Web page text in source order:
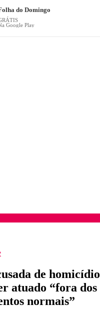
de
atuado “fora dos
normais”
do Domingo
Google Play